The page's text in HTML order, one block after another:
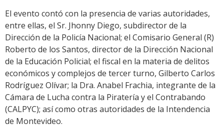
El evento contó con la presencia de varias autoridades,
entre ellas, el Sr. Jhonny Diego, subdirector de la
Dirección de la Policía Nacional; el Comisario General (R)
Roberto de los Santos, director de la Dirección Nacional
de la Educación Policial; el fiscal en la materia de delitos
económicos y complejos de tercer turno, Gilberto Carlos
Rodríguez Olívar; la Dra. Anabel Frachia, integrante de la
Cámara de Lucha contra la Piratería y el Contrabando
(CALPYC); así como otras autoridades de la Intendencia
de Montevideo.